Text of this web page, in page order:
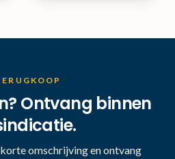
Ontvang binnen
omschrijving en ontvang